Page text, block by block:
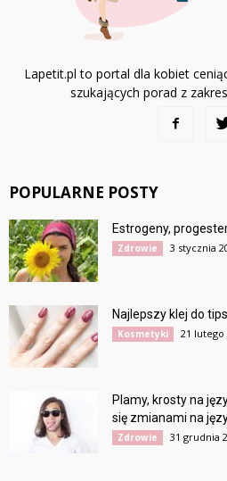
Lapetit.pl to portal dla kobiet
szukających porad z
POPULARNE POSTY
Estrogeny,
Zdrowie 3 stycznia
Najlepszy klej do
Kosmetyki 21 lutego
Plamy, krosty na
się zmianami na
Zdrowie 31 grudnia